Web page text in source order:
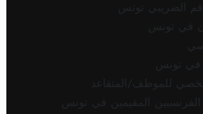
الضريبي تونس
في تونس
في تونس
للموظف/المتقاعد
المقيمين في تونس